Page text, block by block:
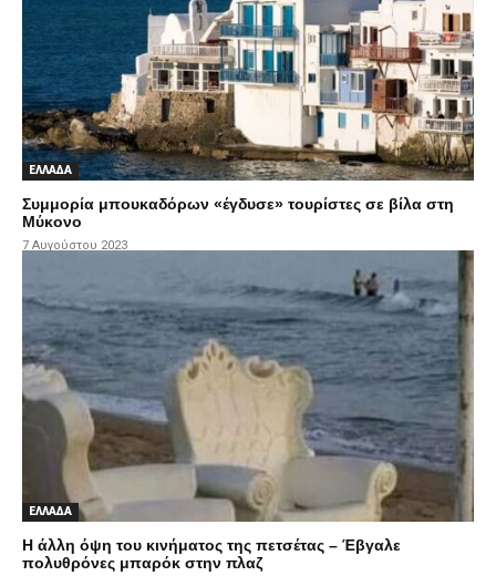
ΕΛΛΑΔΑ
Συμμορία μπουκαδόρων «έγδυσε» τουρίστες σε βίλα στη
Μύκονο
7 Αυγούστου 2023
ΕΛΛΑΔΑ
Η άλλη όψη του κινήματος της πετσέτας – Έβγαλε
πολυθρόνες μπαρόκ στην πλαζ